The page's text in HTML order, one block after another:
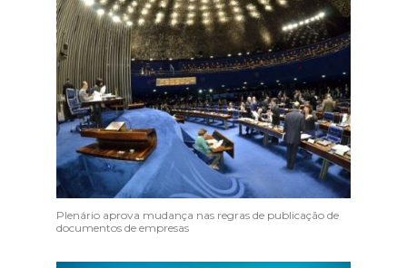
Plenário aprova mudança nas regras de publicação de
documentos de empresas